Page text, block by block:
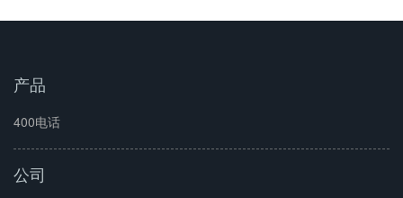
产品
400电话
公司